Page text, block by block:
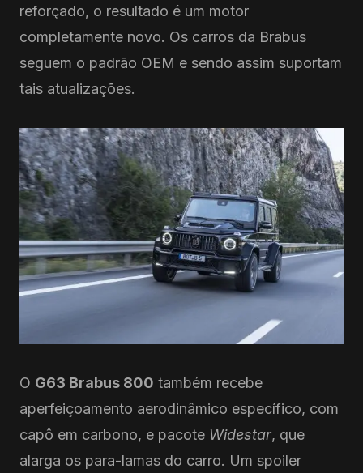
reforçado, o resultado é um motor
completamente novo. Os carros da Brabus
seguem o padrão OEM e sendo assim suportam
tais atualizações.
O G63 Brabus 800 também recebe
aperfeiçoamento aerodinâmico específico, com
capô em carbono, e pacote Widestar, que
alarga os para-lamas do carro. Um spoiler